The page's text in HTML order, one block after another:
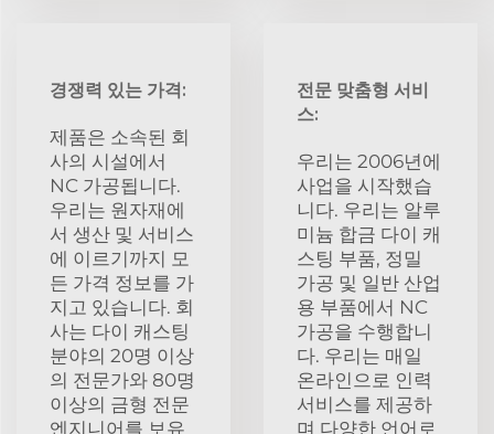
경쟁력 있는 가격:
제품은 소속된 회
사의 시설에서
NC 가공됩니다.
우리는 원자재에
서 생산 및 서비스
에 이르기까지 모
든 가격 정보를 가
지고 있습니다. 회
사는 다이 캐스팅
분야의 20명 이상
의 전문가와 80명
이상의 금형 전문
엔지니어를 보유
전문 맞춤형 서비
스:
우리는 2006년에
사업을 시작했습
니다. 우리는 알루
미늄 합금 다이 캐
스팅 부품, 정밀
가공 및 일반 산업
용 부품에서 NC
가공을 수행합니
다. 우리는 매일
온라인으로 인력
서비스를 제공하
며 다양한 언어로